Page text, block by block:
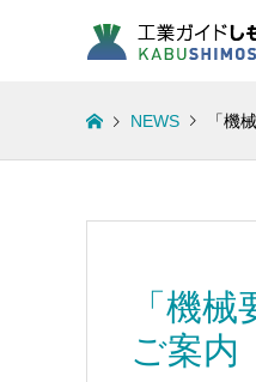
NEWS 「機
「機
ご案内